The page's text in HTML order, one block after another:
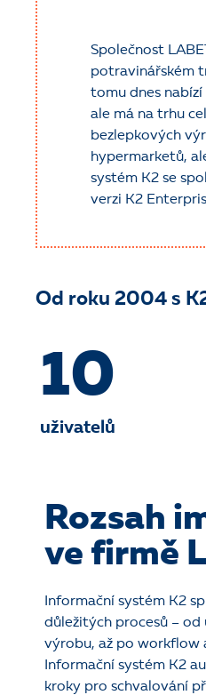
Společnost
potravinářském
tomu dnes
ale má na trhu
bezlepkových
hypermarketů,
systém K2 se
verzi K2
Od roku 2004 s
10
uživatelů
Rozsah
ve firmě
Informační systém K2
důležitých procesů – od
výrobu, až po workflow
Informační systém K2
kroky pro schvalování